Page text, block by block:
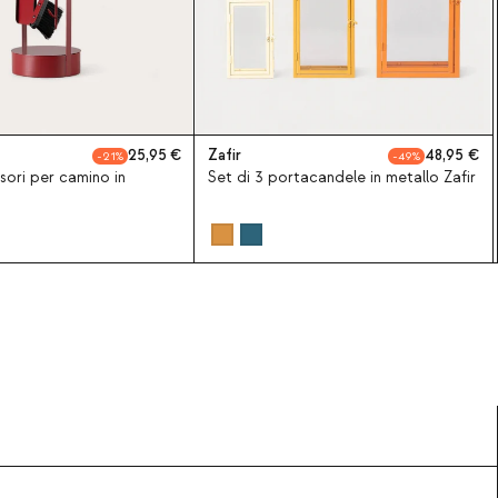
21
25,95
per camino in
Zafir 49
48,95
Set di 3 portacandele in metallo Zafir